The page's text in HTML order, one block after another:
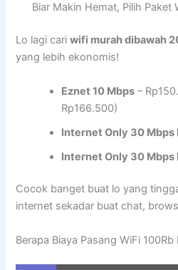
Biar Makin Hemat, Pilih Paket
Lo lagi cariwifi murah dibawah
yang lebih ekonomis!
Eznet 10 Mbps –
Rp166.500)
Internet Only 30 Mbps
Internet Only 30 Mbps
Cocok banget buat lo yang
internet sekadar buat chat,
Berapa Biaya Pasang WiFi 100Rb